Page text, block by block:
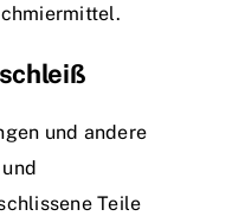
und andere
Teile